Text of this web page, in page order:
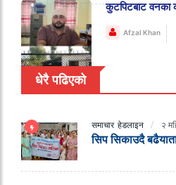
कुटपिटबाट वनका
Afzal Khan
धेरै पढिएको
समाचार हेडलाइन २
सिप सिकाउदै